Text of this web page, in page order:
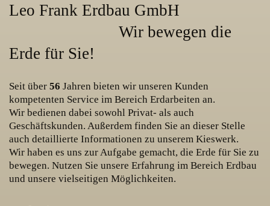
Leo Frank Erdbau GmbH
Wir bewegen die
Erde für Sie!
Seit über 56 Jahren bieten wir unseren Kunden
kompetenten Service im Bereich Erdarbeiten an.
Wir bedienen dabei sowohl Privat- als auch
Geschäftskunden. Außerdem finden Sie an dieser Stelle
auch detaillierte Informationen zu unserem Kieswerk.
Wir haben es uns zur Aufgabe gemacht, die Erde für Sie zu
bewegen. Nutzen Sie unsere Erfahrung im Bereich Erdbau
und unsere vielseitigen Möglichkeiten.